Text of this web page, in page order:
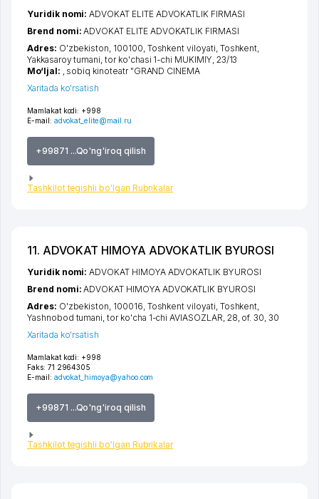
Mamlakat kodi: +998
E-mail: advokat_elite@mail.ru
+99871 ...Qo'ng'iroq qilish
Tashkilot tegishli bo'lgan Rubrikalar
Yuridik nomi:ADVOKAT ELITE ADVOKATLIK FIRMASI
Brend nomi:ADVOKAT ELITE ADVOKATLIK FIRMASI
Adres: O'zbekiston, 100100, Toshkent viloyati Toshkent
Yakkasaroy tumani ,tor ko'chasi 1-chi MUKIMIY , 23/13
Mo‘ljal:
, sobiq kinoteatr "GRAND CINEMA
Xaritada ko'rsatish
11. ADVOKAT HIMOYA ADVOKATLIK BYUROSI
Mamlakat kodi: +998
Faks: 71 2964305
E-mail: advokat_himoya@yahoo.com
+99871 ...Qo'ng'iroq qilish
Tashkilot tegishli bo'lgan Rubrikalar
Yuridik nomi:ADVOKAT HIMOYA ADVOKATLIK BYUROSI
Brend nomi:ADVOKAT HIMOYA ADVOKATLIK BYUROSI
Adres: O'zbekiston, 100016, Toshkent viloyati, Toshkent,
Yashnobod tumani,tor ko'cha 1-chi AVIASOZLAR, 28, of. 30, 30
Xaritada ko'rsatish